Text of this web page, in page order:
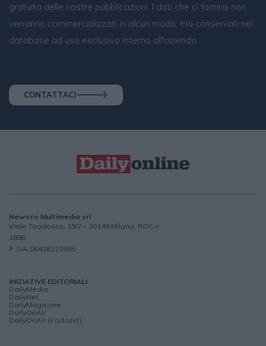
gratuita delle nostre pubblicazioni. I dati che ci fornirai non
verranno commercializzati in alcun modo, ma conservati nel
database ad uso esclusivo interno all'azienda.
CONTATTACI
Newsco Multimedia srl
Viale Teodorico, 19/2 – 20149 Milano, ROC n.
1886
P. IVA 06418220965
INIZIATIVE EDITORIALI
DailyMedia
DailyNet
DailyMagazine
DailyOnAir
DailyOnAir (Podcast)